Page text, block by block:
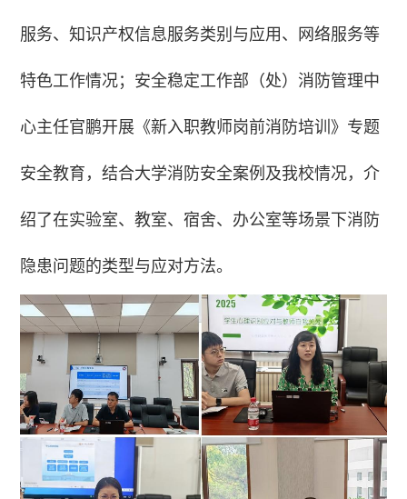
服务、知识产权信息服务类别与应用、网络服务等
特色工作情况；安全稳定工作部（处）消防管理中
心主任官鹏开展《新入职教师岗前消防培训》专题
安全教育，结合大学消防安全案例及我校情况，介
绍了在实验室、教室、宿舍、办公室等场景下消防
隐患问题的类型与应对方法。